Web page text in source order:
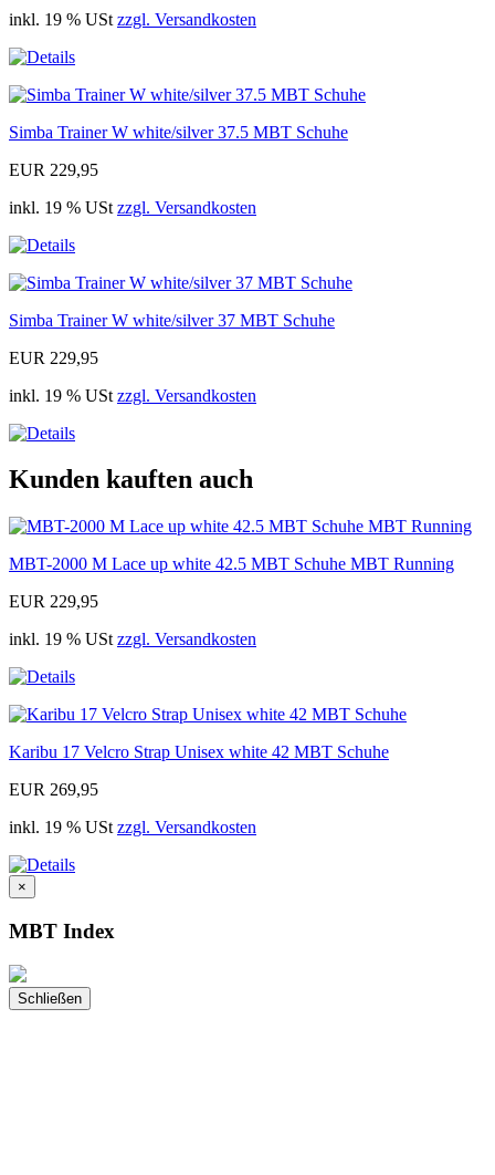
inkl. 19 % USt zzgl. Versandkosten
Simba Trainer W white/silver 37.5 MBT Schuhe
EUR 229,95
inkl. 19 % USt zzgl. Versandkosten
Simba Trainer W white/silver 37 MBT Schuhe
EUR 229,95
inkl. 19 % USt zzgl. Versandkosten
Kunden kauften auch
MBT-2000 M Lace up white 42.5 MBT Schuhe MBT Running
EUR 229,95
inkl. 19 % USt zzgl. Versandkosten
Karibu 17 Velcro Strap Unisex white 42 MBT Schuhe
EUR 269,95
inkl. 19 % USt zzgl. Versandkosten
×
MBT Index
Schließen